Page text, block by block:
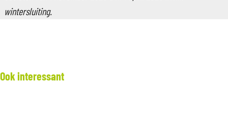
wintersluiting.
Ook interessant